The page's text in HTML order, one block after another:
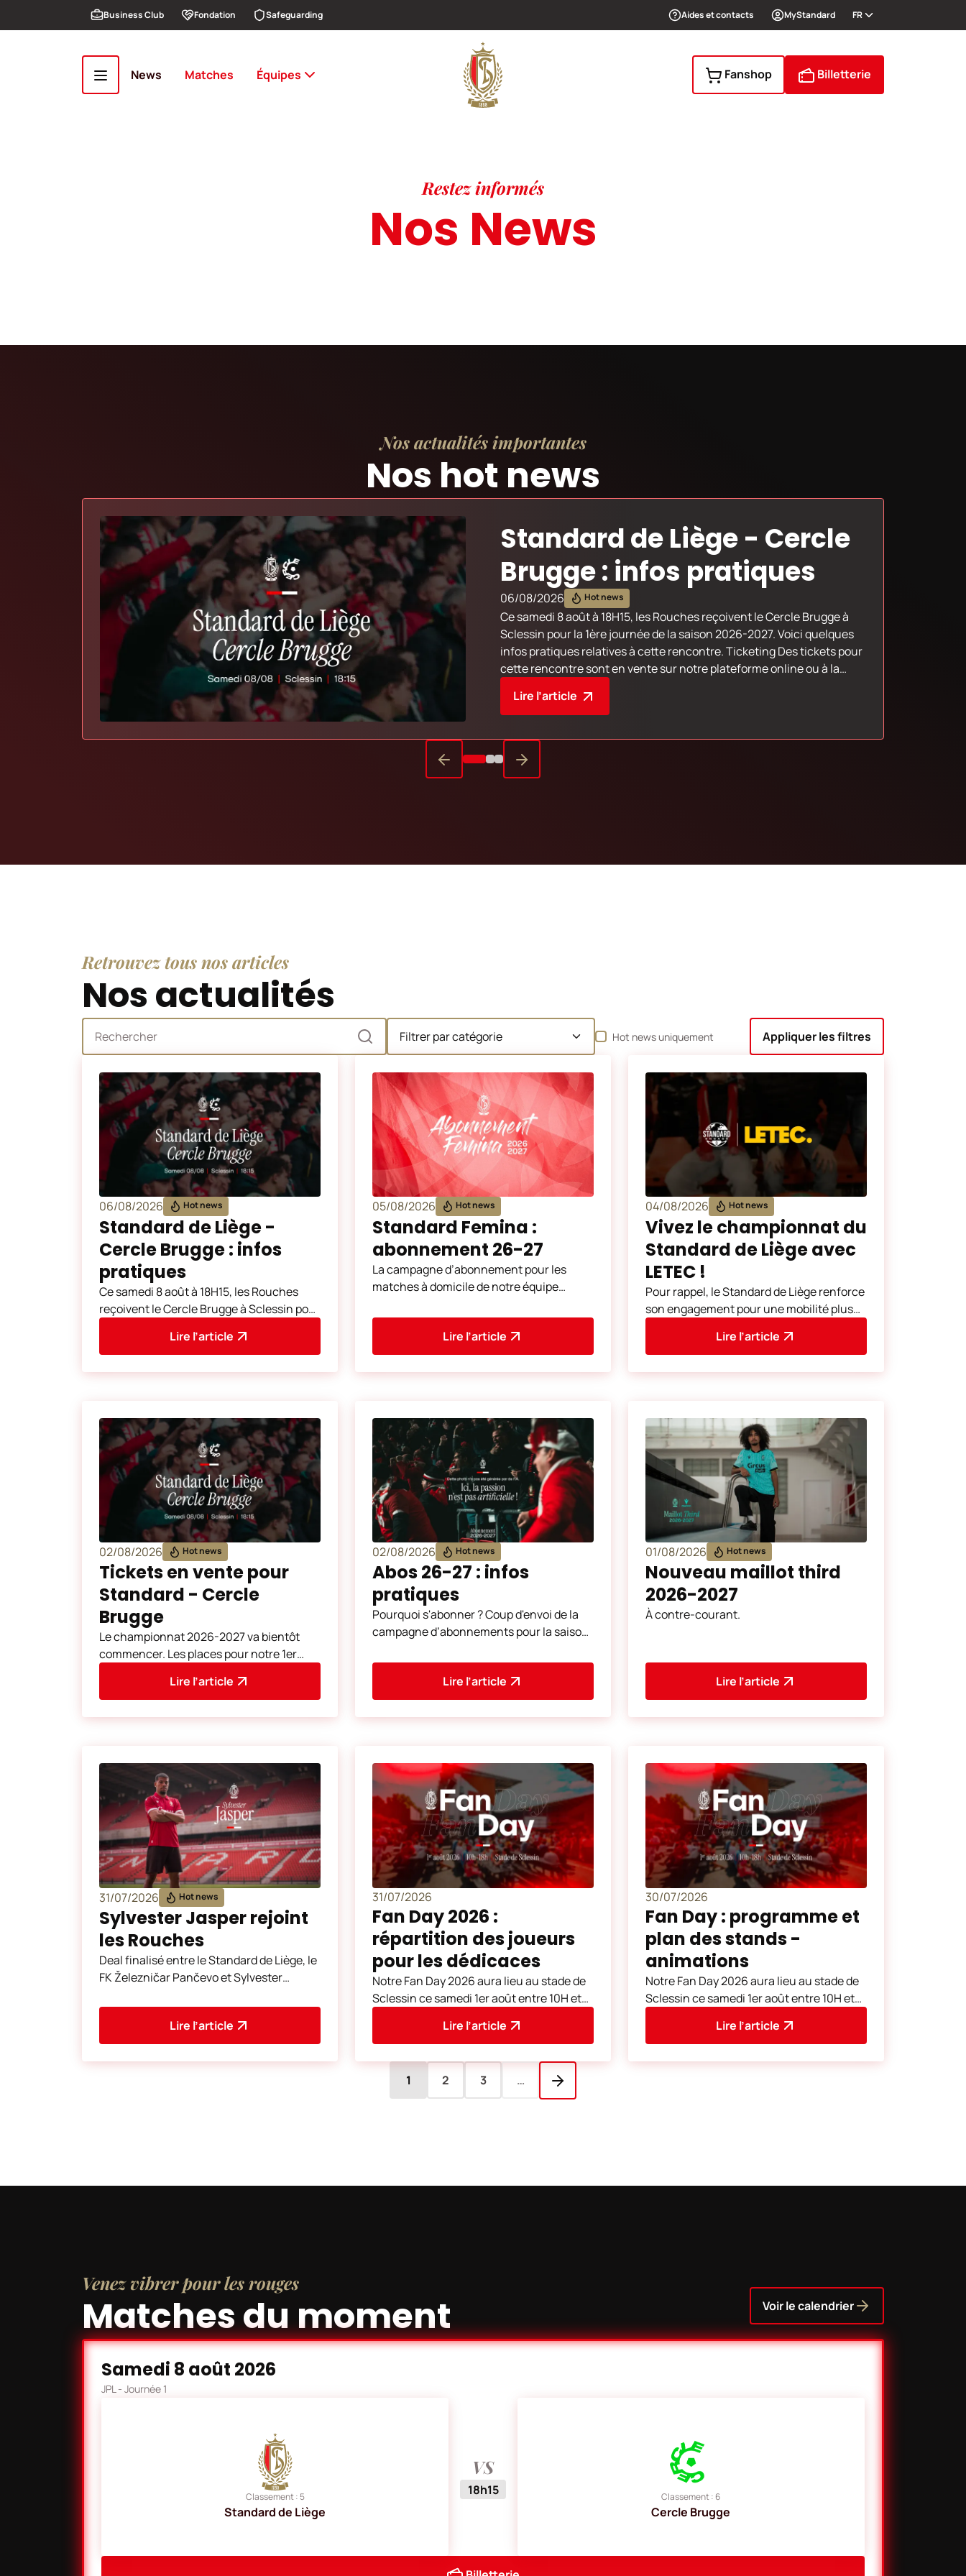
Aller au contenu principalBusiness Club Fondation Safeguarding Aides et contacts MyStandard FR
News Matches Équipes Fanshop Billetterie
Restez informés
Nos News
Nos actualités importantes
Nos hot news
Standard de Liège - Cercle
Brugge : infos pratiques
06/08/2026 Hot news
Ce samedi 8 août à 18H15, les Rouches reçoivent le Cercle Brugge à
Sclessin pour la 1ère journée de la saison 2026-2027. Voici quelques
infos pratiques relatives à cette rencontre. Ticketing Des tickets pour
cette rencontre sont en vente sur notre plateforme online ou à la
Lire l’article
Retrouvez tous nos articles
Nos actualités
Catégorie
Hot news uniquement
06/08/2026 Hot news
Standard de Liège -
Cercle Brugge : infos
pratiques
Ce samedi 8 août à 18H15, les Rouches
reçoivent le Cercle Brugge à Sclessin pour
Lire l’article
05/08/2026 Hot news
Standard Femina :
abonnement 26-27
La campagne d’abonnement pour les
matches à domicile de notre équipe
Vous pouvez vous abonner d
Lire l’article
04/08/2026 Hot news
Vivez le championnat du
Standard de Liège avec
LETEC !
Pour rappel, le Standard de Liège renforce
son engagement pour une mobilité plus
continuité desLire l’article
02/08/2026 Hot news
Tickets en vente pour
Standard - Cercle
Brugge
Le championnat 2026-2027 va bientôt
commencer. Les places pour notre 1er
Cercle Brugge (samedi 8
Lire l’article
02/08/2026 Hot news
Abos 26-27 : infos
pratiques
Pourquoi s'abonner ? Coup d'envoi de la
campagne d’abonnements pour la saison
notre plate
Lire l’article
01/08/2026 Hot news
Nouveau maillot third
2026-2027
À contre-courant.
Lire l’article
31/07/2026 Hot news
Sylvester Jasper rejoint
les Rouches
Deal finalisé entre le Standard de Liège, le
FK Železničar Pančevo et Sylvester
s’engager
Lire l’article
31/07/2026
Fan Day 2026 :
répartition des joueurs
pour les dédicaces
Notre Fan Day 2026 aura lieu au stade de
Sclessin ce samedi 1er août entre 10H et
Lire l’article
30/07/2026
Fan Day : programme et
plan des stands -
animations
Notre Fan Day 2026 aura lieu au stade de
Sclessin ce samedi 1er août entre 10H et
précédentes, de nombreu
Lire l’article
1 2 3 …
Venez vibrer pour les rouges
Matches du moment Voir le calendrier
Samedi 8 août 2026
JPL- Journée 1
Classement : 5
Standard de Liège
VS
18h15 Classement : 6
Cercle Brugge